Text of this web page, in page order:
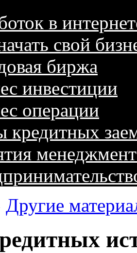
в
свой
биржа
инвестиции
операции
кредитных
Другие